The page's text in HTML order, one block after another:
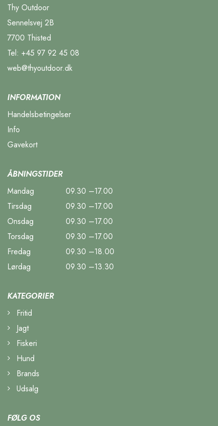
Thy Outdoor
Sennelsvej 2B
7700 Thisted
Tel: +45 97 92 45 08
web@thyoutdoor.dk
INFORMATION
Handelsbetingelser
Info
Gavekort
ÅBNINGSTIDER
Mandag
09.30 –17.00
Tirsdag
09.30 –17.00
Onsdag
09.30 –17.00
Torsdag
09.30 –17.00
Fredag
09.30 –18.00
Lørdag
09.30 –13.30
KATEGORIER
Fritid
Jagt
Fiskeri
Hund
Brands
Udsalg
FØLG OS